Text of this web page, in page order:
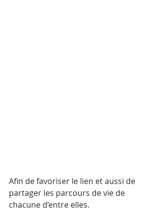
Afin de favoriser le lien et aussi de
partager les parcours de vie de
chacune d’entre elles.